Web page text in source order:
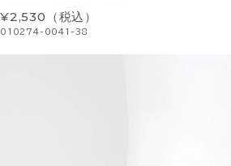
¥2,530（税込）
010274-0041-38